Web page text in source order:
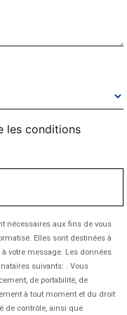
les conditions
nécessaires aux fins de vous
Elles sont destinées à
votre message. Les données
suivants: . Vous
de portabilité, de
à tout moment et du droit
de contrôle, ainsi que